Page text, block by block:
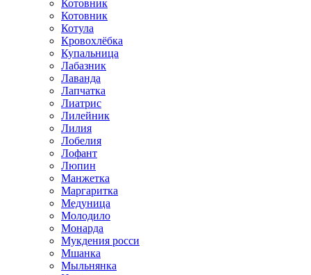
Котовник
Котовник
Котула
Кровохлёбка
Купальница
Лабазник
Лаванда
Лапчатка
Лиатрис
Лилейник
Лилия
Лобелия
Лофант
Люпин
Манжетка
Маргаритка
Медуница
Молодило
Монарда
Мукдения росси
Мшанка
Мыльнянка